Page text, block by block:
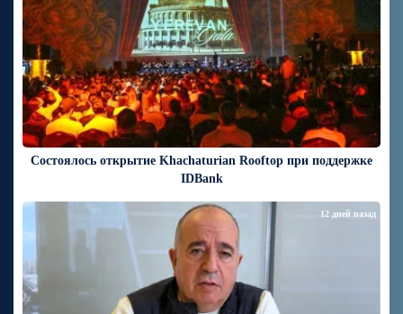
Состоялось открытие Khachaturian Rooftop при поддержке
IDBank
12 дней назад